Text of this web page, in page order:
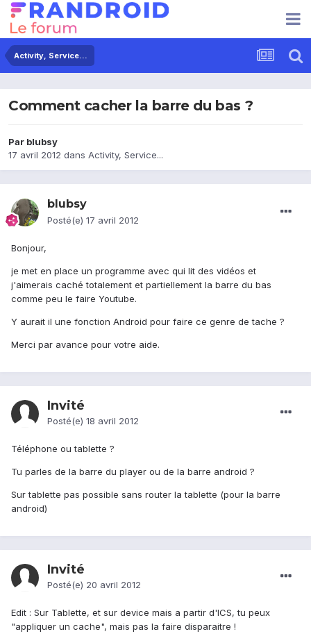
Activity, Service...
Comment cacher la barre du bas ?
Par blubsy
17 avril 2012 dans Activity, Service...
blubsy
Posté(e) 17 avril 2012
Bonjour,
je met en place un programme avec qui lit des vidéos et
j'aimerais caché totalement et partiellement la barre du bas
comme peu le faire Youtube.
Y aurait il une fonction Android pour faire ce genre de tache ?
Merci par avance pour votre aide.
Invité
Posté(e) 18 avril 2012
Téléphone ou tablette ?
Tu parles de la barre du player ou de la barre android ?
Sur tablette pas possible sans router la tablette (pour la barre
android)
Invité
Posté(e) 20 avril 2012
Edit : Sur Tablette, et sur device mais a partir d'ICS, tu peux
"appliquer un cache", mais pas la faire disparaitre !